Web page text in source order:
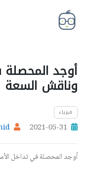
أوجد
وناقش السعة
فيزياء
2021-05-31
أوجد المحصلة في تداخل